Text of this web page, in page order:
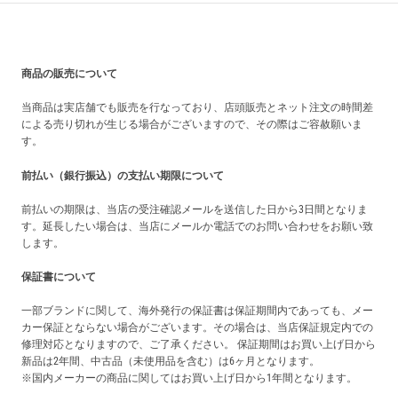
商品の販売について
当商品は実店舗でも販売を行なっており、店頭販売とネット注文の時間差
による売り切れが生じる場合がございますので、その際はご容赦願いま
す。
前払い（銀行振込）の支払い期限について
前払いの期限は、当店の受注確認メールを送信した日から3日間となりま
す。延長したい場合は、当店にメールか電話でのお問い合わせをお願い致
します。
保証書について
一部ブランドに関して、海外発行の保証書は保証期間内であっても、メー
カー保証とならない場合がございます。その場合は、当店保証規定内での
修理対応となりますので、ご了承ください。 保証期間はお買い上げ日から
新品は2年間、中古品（未使用品を含む）は6ヶ月となります。
※国内メーカーの商品に関してはお買い上げ日から1年間となります。